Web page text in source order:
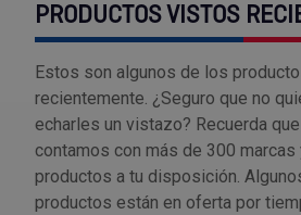
PRODUCTOS VISTOS
Estos son algunos de los
recientemente. ¿Seguro que no
echarles un vistazo? Recuerda
contamos con más de 300
productos a tu disposición.
productos están en oferta por